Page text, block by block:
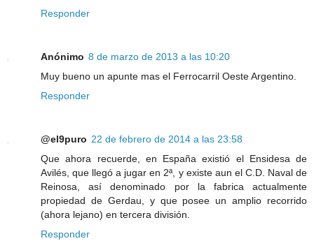
Responder
Anónimo 8 de marzo de 2013 a las 10:20
Muy bueno un apunte mas el Ferrocarril Oeste Argentino.
Responder
@el9puro 22 de febrero de 2014 a las 23:58
Que ahora recuerde, en España existió el Ensidesa de
Avilés, que llegó a jugar en 2ª, y existe aun el C.D. Naval de
Reinosa, así denominado por la fabrica actualmente
propiedad de Gerdau, y que posee un amplio recorrido
(ahora lejano) en tercera división.
Responder